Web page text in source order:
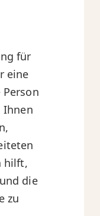
für
eine
Ihnen
hilft,
die
zu